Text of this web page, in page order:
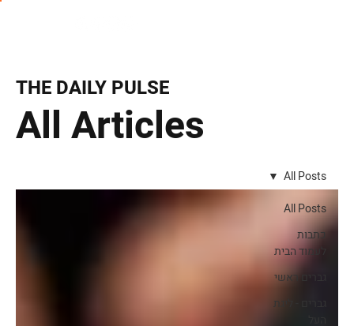
All Articles
THE DAILY PULSE
All Posts
כתבות
לעמוד הבית
גברים ראשי
גברים - ליגת
All Posts